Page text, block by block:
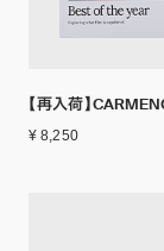
【再入荷】
¥ 8,250